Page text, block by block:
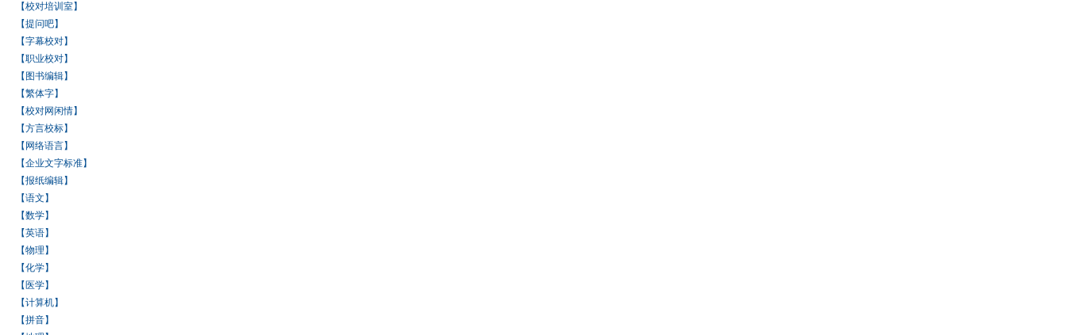
【校对培训室】
【提问吧】
【字幕校对】
【职业校对】
【图书编辑】
【繁体字】
【校对网闲情】
【方言校标】
【网络语言】
【企业文字标准】
【报纸编辑】
【语文】
【数学】
【英语】
【物理】
【化学】
【医学】
【计算机】
【拼音】